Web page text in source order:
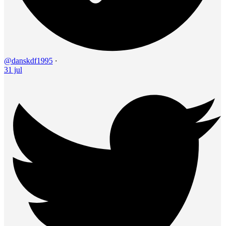
@danskdf1995 ·
31 jul